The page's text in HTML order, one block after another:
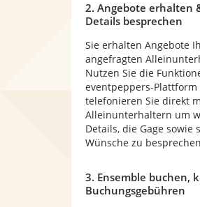
2. Angebote erhalten
Details besprechen
Sie erhalten Angebote
angefragten
Nutzen Sie die
eventpeppers-Plattform
telefonieren Sie direkt
Alleinunterhaltern um
Details, die Gage sowie
Wünsche zu
3. Ensemble buchen,
Buchungsgebühren